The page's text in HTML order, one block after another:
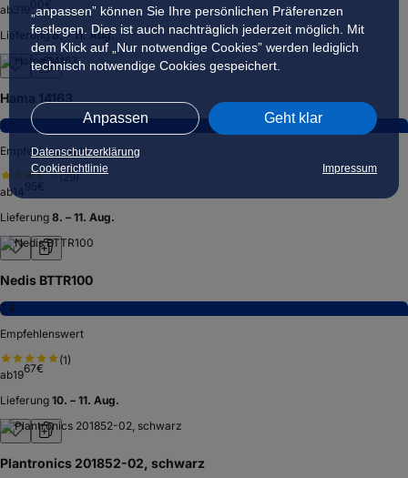
„anpassen” können Sie Ihre persönlichen Präferenzen
festlegen. Dies ist auch nachträglich jederzeit möglich. Mit
dem Klick auf „Nur notwendige Cookies” werden lediglich
technisch notwendige Cookies gespeichert.
Anpassen Geht klar
Datenschutzerklärung
Cookierichtlinie
Impressum
ab
Lieferung 8. – 11. Aug.
Hama 14163
7,2
Empfehlenswert
(29)
ab14
Lieferung 8. – 11. Aug.
Nedis BTTR100
7,4
Empfehlenswert
(1)
ab1967€
Lieferung 10. – 11. Aug.
Plantronics 201852-02, schwarz